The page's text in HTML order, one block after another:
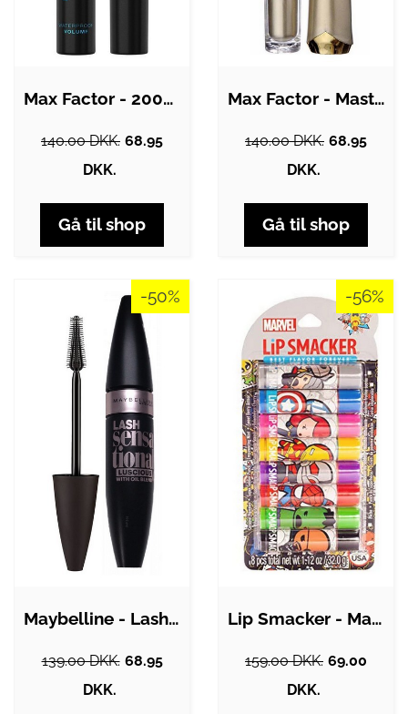
Max Factor - 2000 Calorie Dramatic…
140.00 DKK. 68.95
DKK.
Gå til shop
Max Factor - Masterpiece High Definition…
140.00 DKK. 68.95
DKK.
Gå til shop
-50%
Maybelline - Lash Sensational Luscious…
139.00 DKK. 68.95
DKK.
-56%
Lip Smacker - Marvel Avenger Lip Balms…
159.00 DKK. 69.00
DKK.